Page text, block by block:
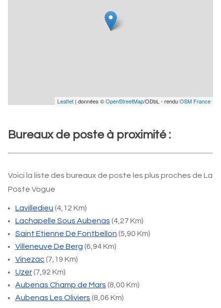
Leaflet | données ©OpenStreetMap/ODbL - renduOSM France
Bureaux de poste à proximité :
Voici la liste des bureaux de poste les plus proches de La
Poste Vogue
Lavilledieu (4,12 Km)
Lachapelle Sous Aubenas (4,27 Km)
Saint Etienne De Fontbellon (5,90 Km)
Villeneuve De Berg (6,94 Km)
Vinezac(7,19 Km)
Uzer(7,92 Km)
Aubenas Champ de Mars (8,00 Km)
Aubenas Les Oliviers (8,06 Km)